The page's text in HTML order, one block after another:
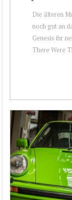
Die älteren
noch gut an
Genesis ihr
There Were